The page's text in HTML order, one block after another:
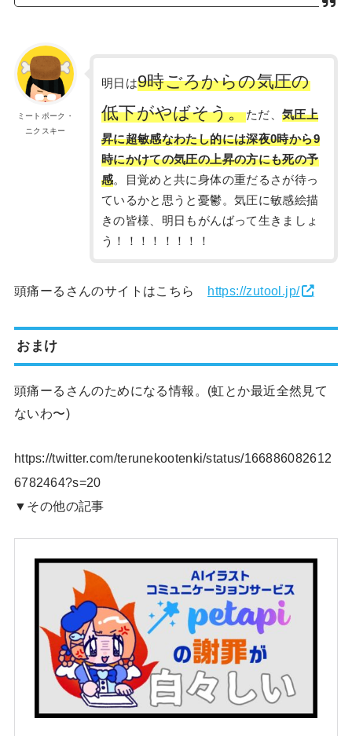
ミートポーク・
ニクスキー
明日は9時ごろからの気圧の
低下がやばそう。ただ、 気圧上
昇に超敏感なわたし的には深夜0時から9
時にかけての気圧の上昇の方にも死の予
感。目覚めと共に身体の重だるさが待っ
ているかと思うと憂鬱。気圧に敏感絵描
きの皆様、明日もがんばって生きましょ
う！！！！！！！！
頭痛ーるさんのサイトはこちら https://zutool.jp/
おまけ
頭痛ーるさんのためになる情報。(虹とか最近全然見て
ないわ〜)
https://twitter.com/terunekootenki/status/166886082612
6782464?s=20
▼その他の記事